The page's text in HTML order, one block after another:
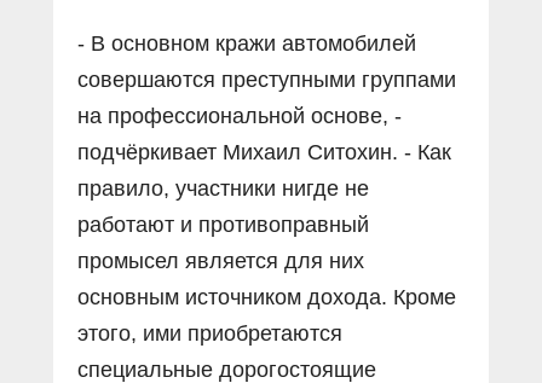
- В основном кражи автомобилей
совершаются преступными группами
на профессиональной основе, -
подчёркивает Михаил Ситохин. - Как
правило, участники нигде не
работают и противоправный
промысел является для них
основным источником дохода. Кроме
этого, ими приобретаются
специальные дорогостоящие